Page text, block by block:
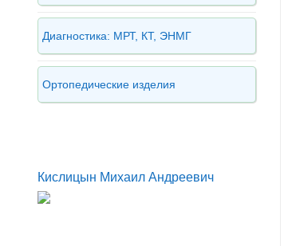
Диагностика: МРТ, КТ, ЭНМГ
Ортопедические изделия
Кислицын Михаил Андреевич